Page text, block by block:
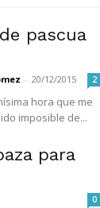
pascua
- 20/12/2015 2
hora que me
imposible de...
para
0